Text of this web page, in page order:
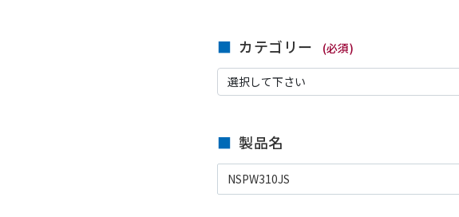
カテゴリー (必須)
製品名